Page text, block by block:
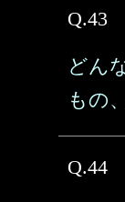
Q.43
どん
もの
Q.44